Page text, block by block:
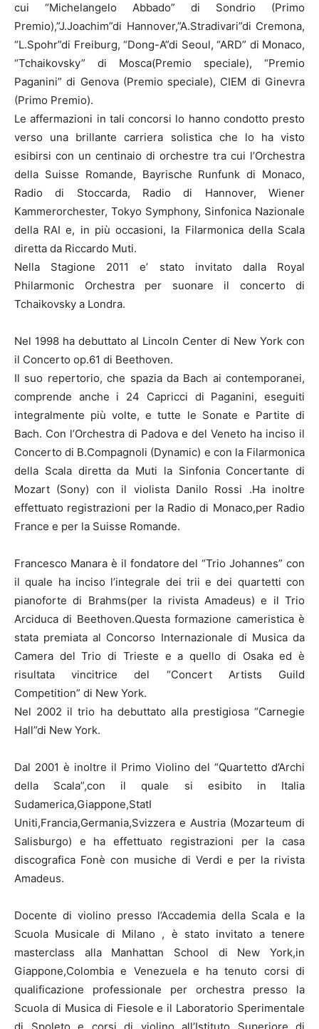
cui “Michelangelo Abbado” di Sondrio (Primo
Premio),”J.Joachim”di Hannover,”A.Stradivari”di Cremona,
“L.Spohr”di Freiburg, “Dong-A”di Seoul, “ARD” di Monaco,
“Tchaikovsky” di Mosca(Premio speciale), “Premio
Paganini” di Genova (Premio speciale), CIEM di Ginevra
(Primo Premio).
Le affermazioni in tali concorsi lo hanno condotto presto
verso una brillante carriera solistica che lo ha visto
esibirsi con un centinaio di orchestre tra cui l’Orchestra
della Suisse Romande, Bayrische Runfunk di Monaco,
Radio di Stoccarda, Radio di Hannover, Wiener
Kammerorchester, Tokyo Symphony, Sinfonica Nazionale
della RAI e, in più occasioni, la Filarmonica della Scala
diretta da Riccardo Muti.
Nella Stagione 2011 e’ stato invitato dalla Royal
Philarmonic Orchestra per suonare il concerto di
Tchaikovsky a Londra.
Nel 1998 ha debuttato al Lincoln Center di New York con
il Concerto op.61 di Beethoven.
Il suo repertorio, che spazia da Bach ai contemporanei,
comprende anche i 24 Capricci di Paganini, eseguiti
integralmente più volte, e tutte le Sonate e Partite di
Bach. Con l’Orchestra di Padova e del Veneto ha inciso il
Concerto di B.Compagnoli (Dynamic) e con la Filarmonica
della Scala diretta da Muti la Sinfonia Concertante di
Mozart (Sony) con il violista Danilo Rossi .Ha inoltre
effettuato registrazioni per la Radio di Monaco,per Radio
France e per la Suisse Romande.
Francesco Manara è il fondatore del “Trio Johannes” con
il quale ha inciso l’integrale dei trii e dei quartetti con
pianoforte di Brahms(per la rivista Amadeus) e il Trio
Arciduca di Beethoven.Questa formazione cameristica è
stata premiata al Concorso Internazionale di Musica da
Camera del Trio di Trieste e a quello di Osaka ed è
risultata vincitrice del “Concert Artists Guild
Competition” di New York.
Nel 2002 il trio ha debuttato alla prestigiosa “Carnegie
Hall”di New York.
Dal 2001 è inoltre il Primo Violino del “Quartetto d’Archi
della Scala”,con il quale si esibito in Italia
Sudamerica,Giappone,StatI
Uniti,Francia,Germania,Svizzera e Austria (Mozarteum di
Salisburgo) e ha effettuato registrazioni per la casa
discografica Fonè con musiche di Verdi e per la rivista
Amadeus.
Docente di violino presso l’Accademia della Scala e la
Scuola Musicale di Milano , è stato invitato a tenere
masterclass alla Manhattan School di New York,in
Giappone,Colombia e Venezuela e ha tenuto corsi di
qualificazione professionale per orchestra presso la
Scuola di Musica di Fiesole e il Laboratorio Sperimentale